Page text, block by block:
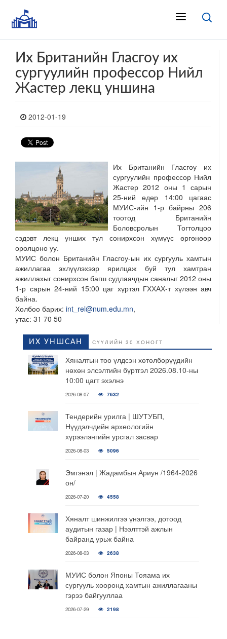
Их Британийн Гласгоу их
сургуулийн профессор Нийл
Жастер лекц уншина
2012-01-19
Их Британийн Гласгоу их
сургуулийн профессор Нийл
Жастер 2012 оны 1 сарын
25-ний өдөр 14:00 цагаас
МУИС-ийн 1-р байрны 206
тоотод Британийн
Боловсролын Тогтолцоо
сэдэвт лекц унших тул сонирхсон хүмүүс өргөнөөр
оролцоно уу.
МУИС болон Британийн Гласгоу-ын их сургууль хамтын
ажиллагаа эхлүүлэхээр ярилцаж буй тул хамтран
ажиллахыг сонирхсон багш судлаачдын саналыг 2012 оны
1-р сарын 24-ний 15:00 цаг хүртэл ГХХАХ-т хүлээн авч
байна.
Холбоо барих: int_rel@num.edu.mn,
утас: 31 70 50
ИХ УНШСАН СҮҮЛИЙН 30 ХОНОГТ
Хяналтын тоо үлдсэн хөтөлбөрүүдийн
нөхөн элсэлтийн бүртгэл 2026.08.10-ны
10:00 цагт эхэлнэ
2026-08-07 7632
Тендерийн урилга | ШУТУБП,
Нүүдэлчдийн археологийн
хүрээлэнгийн урсгал засвар
2026-08-03 5096
Эмгэнэл | Жадамбын Ариун /1964-2026
он/
2026-07-20 4558
Хяналт шинжилгээ үнэлгээ, дотоод
аудитын газар | Нээлттэй ажлын
байранд урьж байна
2026-08-03 2638
МУИС болон Японы Тояама их
сургууль хооронд хамтын ажиллагааны
гэрээ байгууллаа
2026-07-29 2198